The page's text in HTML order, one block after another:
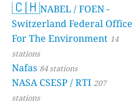
🇨🇭NABEL / FOEN -
Switzerland Federal Office
For The Environment 14
stations
Nafas 84 stations
NASA CSESP / RTI 207
stations